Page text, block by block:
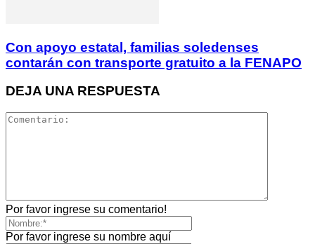
Con apoyo estatal, familias soledenses
contarán con transporte gratuito a la FENAPO
DEJA UNA RESPUESTA
Por favor ingrese su comentario!
Por favor ingrese su nombre aquí